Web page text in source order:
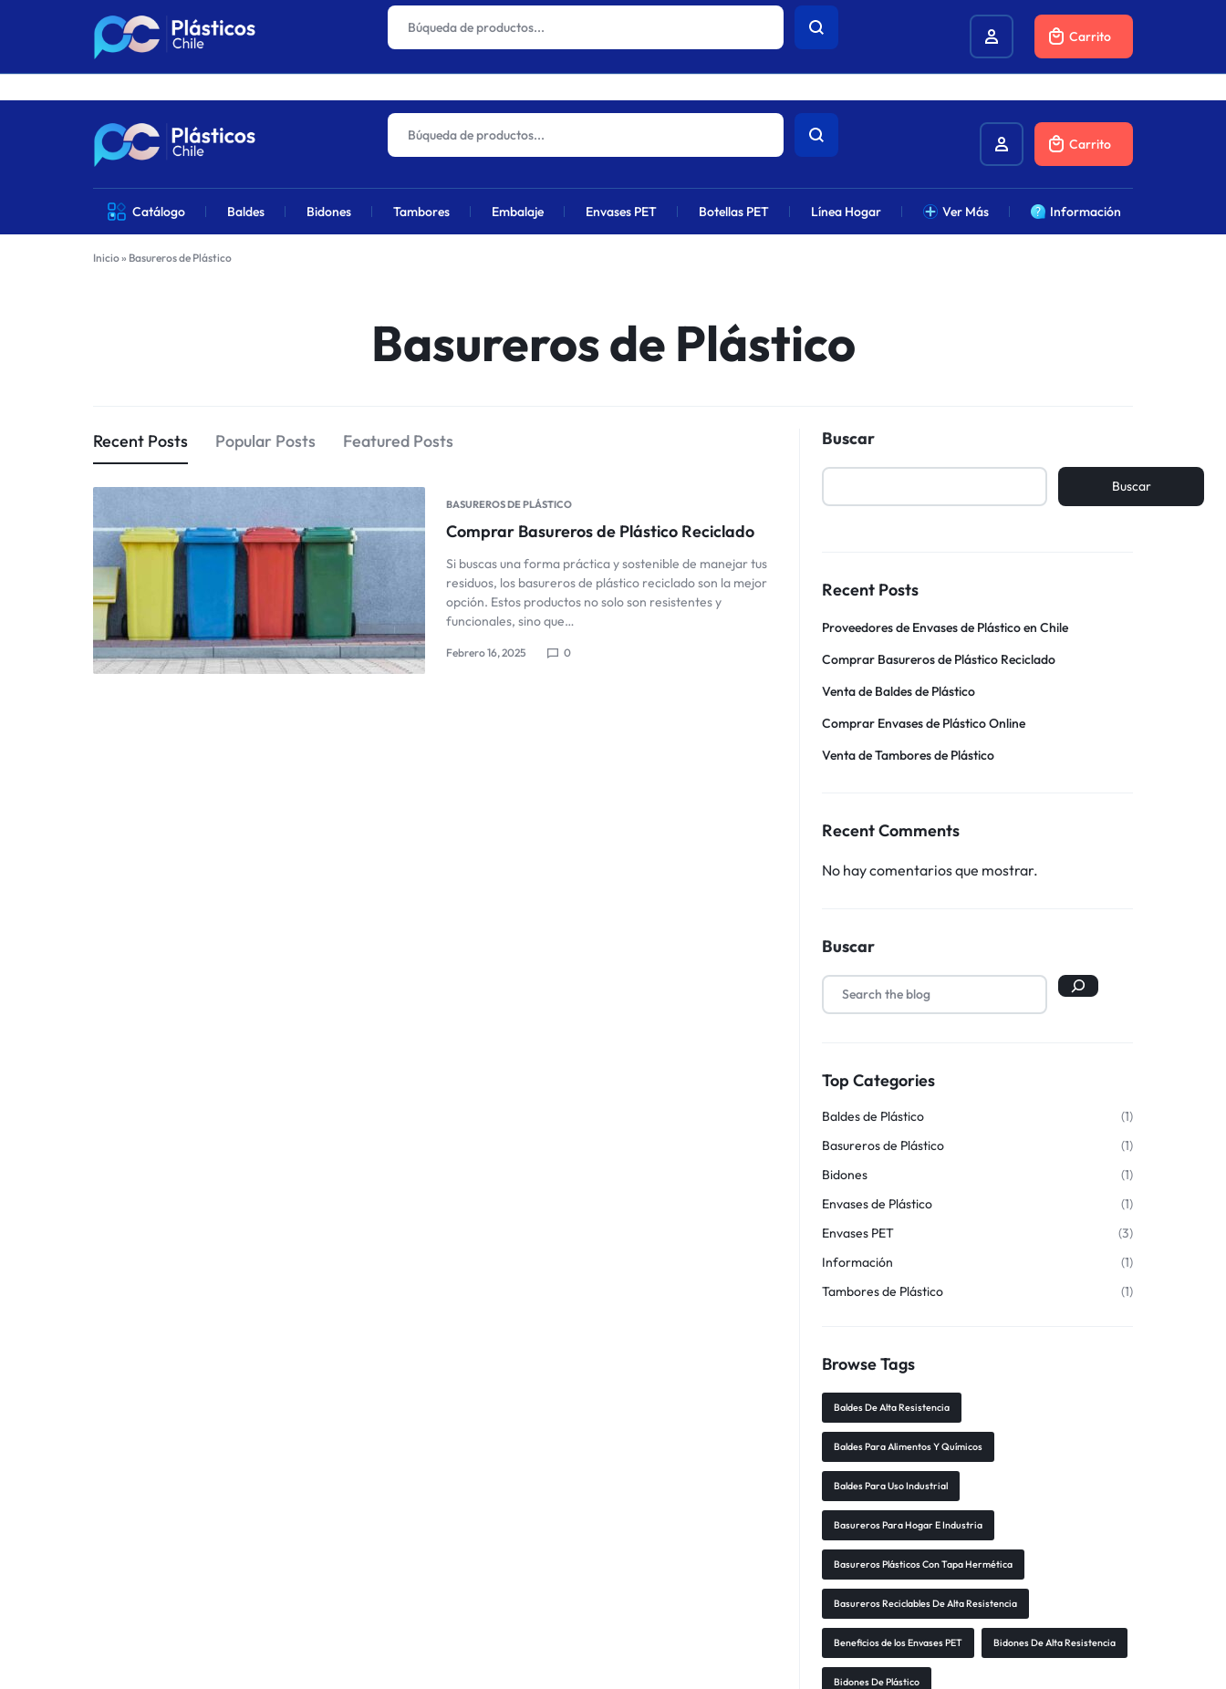
Los precios actuales sufrirán un aumento global próximamente debido al alza en combustibles.
PLÁSTICOS
CHILE
VENTA
DE
PRODUCTOS
CHILE
Carrito
Catálogo Baldes Bidones Tambores Embalaje Envases PET Botellas PET Línea Hogar Ver Más Información
Carrito
Inicio» Basureros de Plástico
Basureros de Plástico
Recent Posts Popular Posts Featured Posts
BASUREROS DE PLÁSTICO
Comprar Basureros de Plástico Reciclado
Si buscas una forma práctica y sostenible de manejar tus
residuos, los basureros de plástico reciclado son la mejor
opción. Estos productos no solo son resistentes y
funcionales, sino que…
Febrero 16, 2025 0
Buscar
Buscar
Recent Posts
Proveedores de Envases de Plástico en Chile
Comprar Basureros de Plástico Reciclado
Venta de Baldes de Plástico
Comprar Envases de Plástico Online
Venta de Tambores de Plástico
Recent Comments
No hay comentarios que mostrar.
Buscar
Top Categories
Baldes de Plástico
(1)
Basureros de Plástico
(1)
Bidones
(1)
Envases de Plástico
(1)
Envases PET
(3)
Información
(1)
Tambores de Plástico
(1)
Browse Tags
Baldes De Alta Resistencia
Baldes Para Alimentos Y Químicos
Baldes Para Uso Industrial
Basureros Para Hogar E Industria
Basureros Plásticos Con Tapa Hermética
Basureros Reciclables De Alta Resistencia
Beneficios de los Envases PET Bidones De Alta Resistencia
Bidones De Plástico